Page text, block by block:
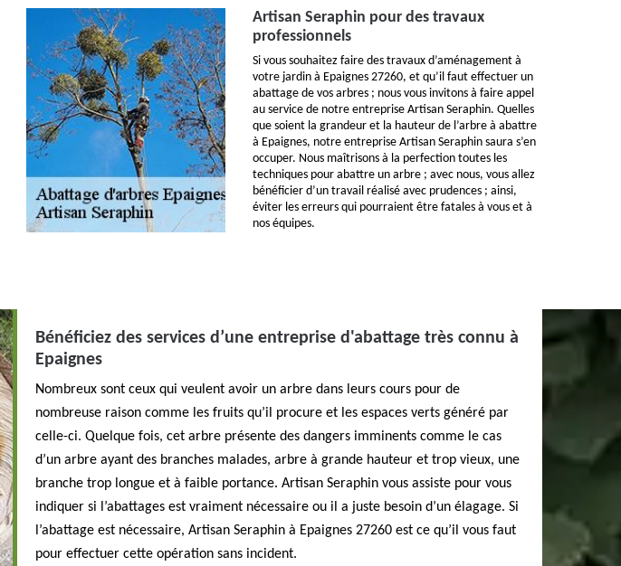
Artisan Seraphin pour des travaux
professionnels
Si vous souhaitez faire des travaux d’aménagement à
votre jardin à Epaignes 27260, et qu’il faut effectuer un
abattage de vos arbres ; nous vous invitons à faire appel
au service de notre entreprise Artisan Seraphin. Quelles
que soient la grandeur et la hauteur de l’arbre à abattre
à Epaignes, notre entreprise Artisan Seraphin saura s’en
occuper. Nous maîtrisons à la perfection toutes les
techniques pour abattre un arbre ; avec nous, vous allez
bénéficier d’un travail réalisé avec prudences ; ainsi,
éviter les erreurs qui pourraient être fatales à vous et à
nos équipes.
Bénéficiez des services d’une entreprise d'abattage très connu à
Epaignes
Nombreux sont ceux qui veulent avoir un arbre dans leurs cours pour de
nombreuse raison comme les fruits qu’il procure et les espaces verts généré par
celle-ci. Quelque fois, cet arbre présente des dangers imminents comme le cas
d’un arbre ayant des branches malades, arbre à grande hauteur et trop vieux, une
branche trop longue et à faible portance. Artisan Seraphin vous assiste pour vous
indiquer si l’abattages est vraiment nécessaire ou il a juste besoin d’un élagage. Si
l’abattage est nécessaire, Artisan Seraphin à Epaignes 27260 est ce qu’il vous faut
pour effectuer cette opération sans incident.